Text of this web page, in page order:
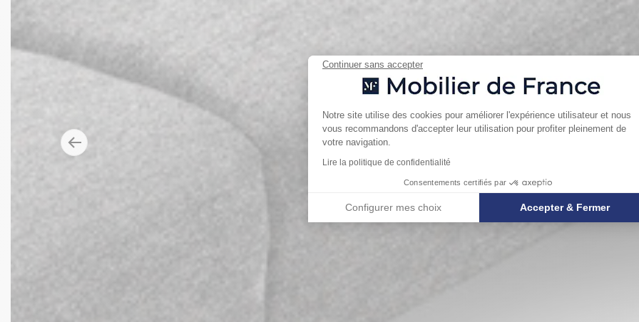
Continuer sans accepter
Plateforme de Gestion du
Notre site utilise des cookies pour améliorer l'expérience utilisateur et nous
vous recommandons d'accepter leur utilisation pour profiter pleinement de
votre navigation.
Lire la politique de confidentialité
Consentements certifiés par
Configurer mes choix Accepter & Fermer
Axeptio consent